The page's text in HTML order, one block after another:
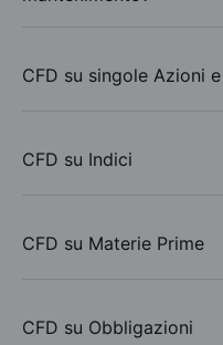
CFD su singole Azioni e
CFD su Indici
CFD su Materie Prime
CFD su Obbligazioni